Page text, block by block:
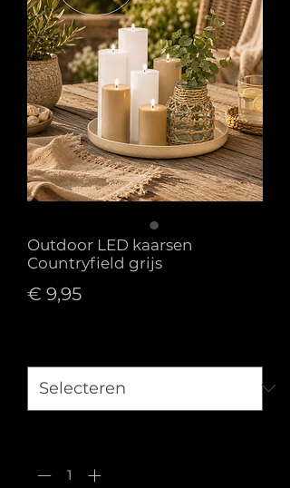
Outdoor LED kaarsen
Countryfield grijs
€ 9,95Prijs